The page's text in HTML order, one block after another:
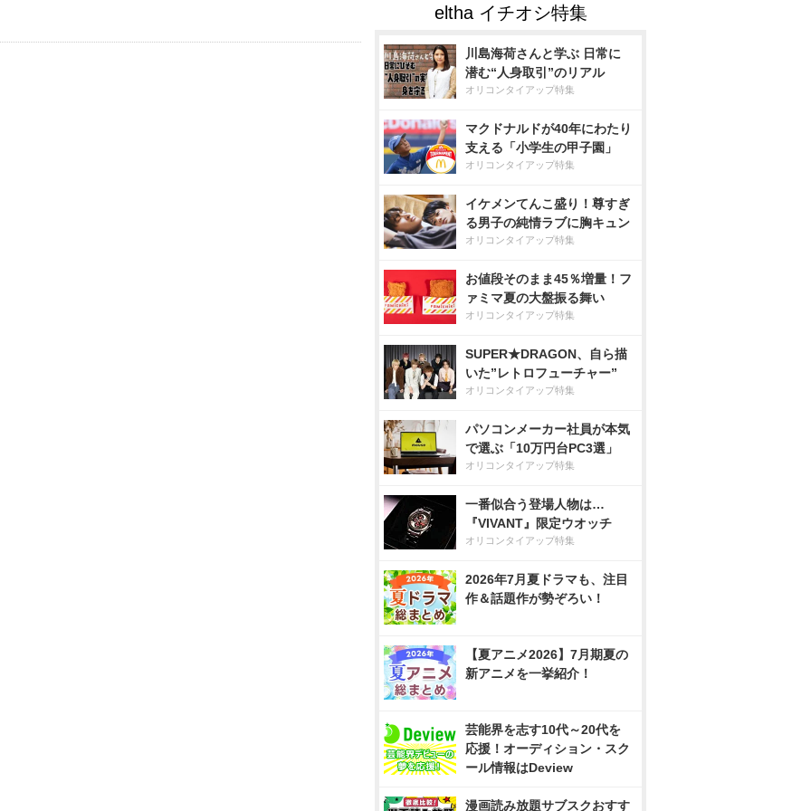
川島海荷さんと学ぶ 日常に
潜む“人身取引”のリアル
オリコンタイアップ特集
マクドナルドが40年にわたり
支える「小学生の甲子園」
オリコンタイアップ特集
イケメンてんこ盛り！尊すぎ
る男子の純情ラブに胸キュン
オリコンタイアップ特集
お値段そのまま45％増量！フ
ァミマ夏の大盤振る舞い
オリコンタイアップ特集
SUPER★DRAGON、自ら描
いた”レトロフューチャー”
オリコンタイアップ特集
パソコンメーカー社員が本気
で選ぶ「10万円台PC3選」
オリコンタイアップ特集
一番似合う登場人物は…
『VIVANT』限定ウオッチ
オリコンタイアップ特集
2026年7月夏ドラマも、注目
作＆話題作が勢ぞろい！
【夏アニメ2026】7月期夏の
新アニメを一挙紹介！
芸能界を志す10代～20代を
応援！オーディション・スク
ール情報はDeview
漫画読み放題サブスクおすす